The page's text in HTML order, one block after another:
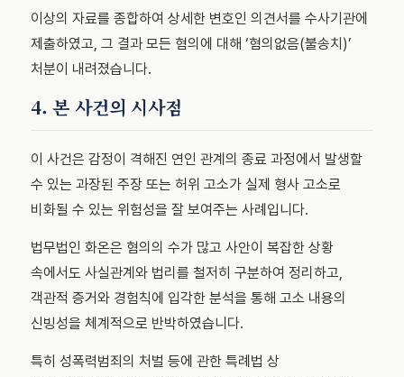
이상의 자료를 종합하여 상세한 변호인 의견서를 수사기관에
제출하였고, 그 결과 모든 혐의에 대해 ‘혐의없음(불송치)’
처분이 내려졌습니다.
4. 본 사건의 시사점
이 사건은 감정이 격해진 연인 관계의 종료 과정에서 발생할
수 있는 과장된 주장 또는 허위 고소가 실제 형사 고소로
비화될 수 있는 위험성을 잘 보여주는 사례입니다.
법무법인 화온은 혐의의 수가 많고 사안이 복잡한 상황
속에서도 사실관계와 법리를 철저히 구분하여 정리하고,
객관적 증거와 경험칙에 입각한 분석을 통해 고소 내용의
신빙성을 체계적으로 반박하였습니다.
특히 성폭력범죄의 처벌 등에 관한 특례법 상